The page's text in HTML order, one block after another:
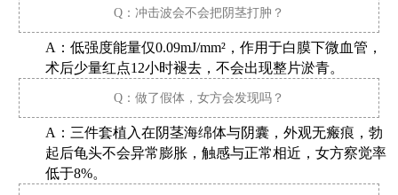
Q：冲击波会不会把阴茎打肿？
A：低强度能量仅0.09mJ/mm²，作用于白膜下微血管，
术后少量红点12小时褪去，不会出现整片淤青。
Q：做了假体，女方会发现吗？
A：三件套植入在阴茎海绵体与阴囊，外观无瘢痕，勃
起后龟头不会异常膨胀，触感与正常相近，女方察觉率
低于8%。